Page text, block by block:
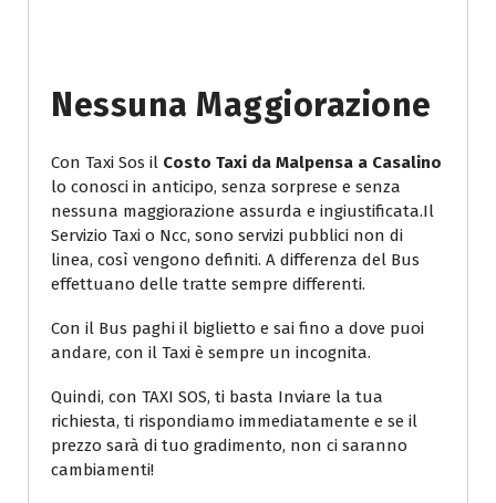
Nessuna Maggiorazione
Con Taxi Sos il Costo Taxi da Malpensa a Casalino
lo conosci in anticipo, senza sorprese e senza
nessuna maggiorazione assurda e ingiustificata.Il
Servizio Taxi o Ncc, sono servizi pubblici non di
linea, così vengono definiti. A differenza del Bus
effettuano delle tratte sempre differenti.
Con il Bus paghi il biglietto e sai fino a dove puoi
andare, con il Taxi è sempre un incognita.
Quindi, con TAXI SOS, ti basta Inviare la tua
richiesta, ti rispondiamo immediatamente e se il
prezzo sarà di tuo gradimento, non ci saranno
cambiamenti!